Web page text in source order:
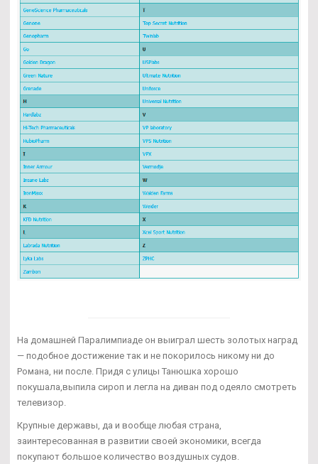
На домашней Паралимпиаде он выиграл шесть золотых наград
— подобное достижение так и не покорилось никому ни до
Романа, ни после. Придя с улицы Танюшка хорошо
покушала,выпила сироп и легла на диван под одеяло смотреть
телевизор.
Крупные державы, да и вообще любая страна,
заинтересованная в развитии своей экономики, всегда
покупают большое количество воздушных судов.